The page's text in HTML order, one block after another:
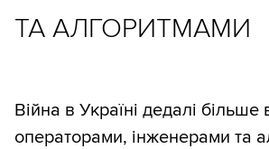
ТА АЛГОРИТМАМИ
Війна в Україні дедалі більше
операторами, інженерами та